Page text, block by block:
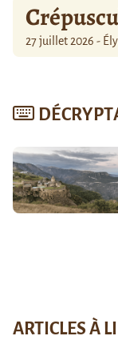
27 juillet 2026 -
ARTICLES À